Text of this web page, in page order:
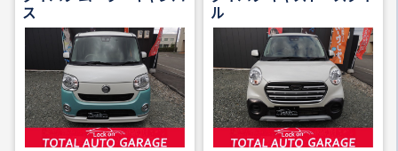
ス
ル